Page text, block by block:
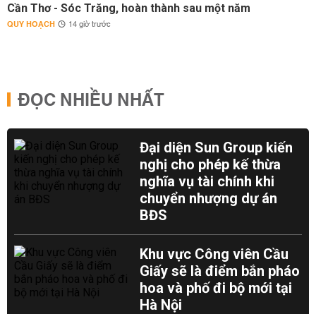
Cần Thơ - Sóc Trăng, hoàn thành sau một năm
QUY HOẠCH 14 giờ trước
ĐỌC NHIỀU NHẤT
Đại diện Sun Group kiến
nghị cho phép kế thừa
nghĩa vụ tài chính khi
chuyển nhượng dự án
BĐS
Khu vực Công viên Cầu
Giấy sẽ là điểm bắn pháo
hoa và phố đi bộ mới tại
Hà Nội